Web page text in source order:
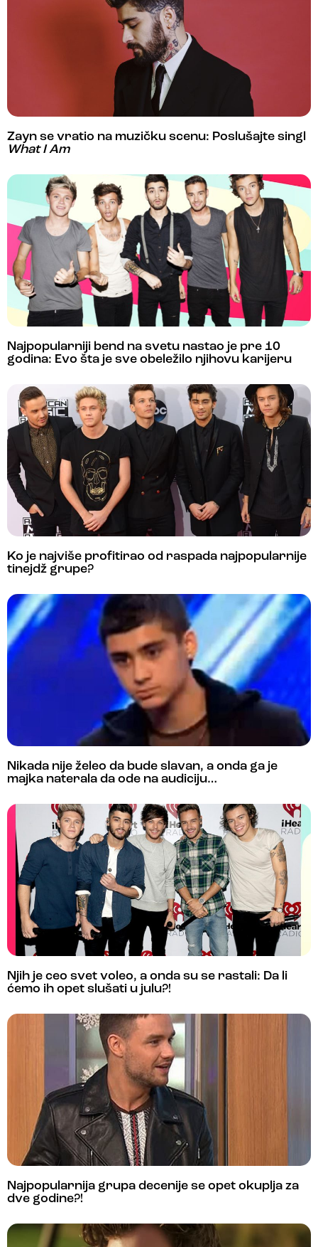
Zayn se vratio na muzičku scenu: Poslušajte singl
What I Am
Najpopularniji bend na svetu nastao je pre 10
godina: Evo šta je sve obeležilo njihovu karijeru
Ko je najviše profitirao od raspada najpopularnije
tinejdž grupe?
Nikada nije želeo da bude slavan, a onda ga je
majka naterala da ode na audiciju…
Njih je ceo svet voleo, a onda su se rastali: Da li
ćemo ih opet slušati u julu?!
Najpopularnija grupa decenije se opet okuplja za
dve godine?!